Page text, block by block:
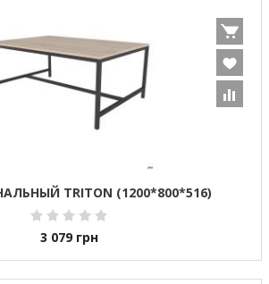
TRITON (1200*800*516)
3 079 грн